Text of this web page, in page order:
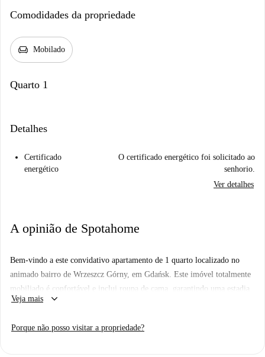
Comodidades da propriedade
chair Mobilado
Quarto 1
Detalhes
Certificado
energético
O certificado energético foi solicitado ao
senhorio.
Ver detalhes
A opinião de Spotahome
Bem-vindo a este convidativo apartamento de 1 quarto localizado no
animado bairro de Wrzeszcz Górny, em Gdańsk. Este imóvel totalmente
mobiliado é confortável e inclui roupa de cama, garantindo uma estadia
aconchegante e conveniente. O imóvel foi cuidadosamente avaliado,
Wrzeszcz Górny para descobrir atrações e comodidades vibrantes. Você
Veja mais keyboard_arrow_down
Porque não posso visitar a propriedade?